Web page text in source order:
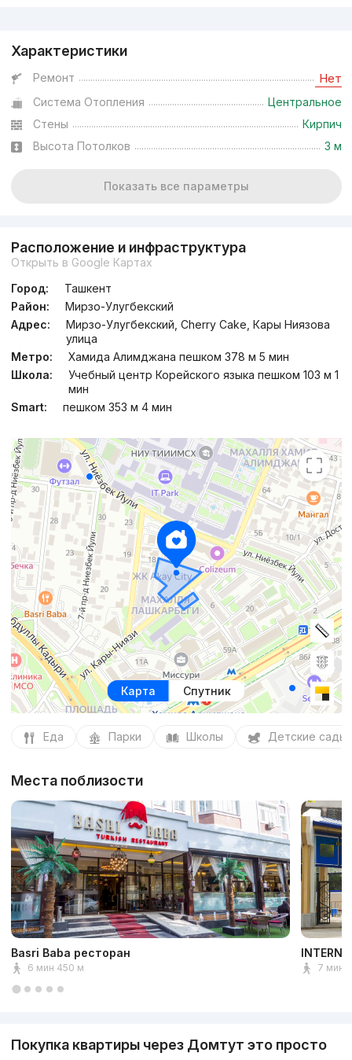
Характеристики
Ремонт Нет
Система Отопления
Центральное
Стены
Кирпич
Высота Потолков
3 м
Показать все параметры
Расположение и инфраструктура
Открыть в Google Картах
Город:
Ташкент
Район:
Мирзо-Улугбекский
Адрес:
Мирзо-Улугбекский, Cherry Cake, Кары Ниязова
улица
Метро:
Хамида Алимджана пешком 378 м 5 мин
Школа:
Учебный центр Корейского языка пешком 103 м 1
мин
Smart:
пешком 353 м 4 мин
Карта Спутник
Еда Парки Школы Детские сады
Места поблизости
Basri Baba ресторан
6 мин 450 м 7 мин
Покупка квартиры через Домтут это просто